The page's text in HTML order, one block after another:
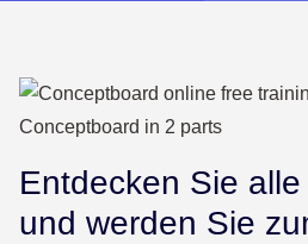
Entdecken Sie
und werden Sie